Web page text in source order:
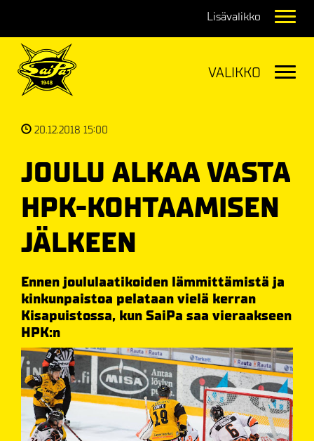
20.12.2018 15:00
JOULU ALKAA VASTA
HPK-KOHTAAMISEN
JÄLKEEN
Ennen joululaatikoiden lämmittämistä ja
kinkunpaistoa pelataan vielä kerran
Kisapuistossa, kun SaiPa saa vieraakseen
HPK:n